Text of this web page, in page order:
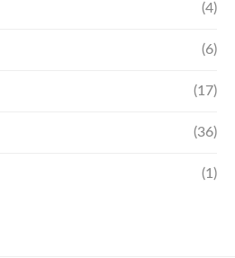
(4)
(6)
(17)
(36)
(1)